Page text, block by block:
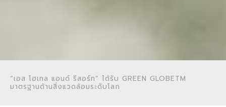
“เอส โฮเทล แอนด์ รีสอร์ท” ได้รับ GREEN GLOBETM
มาตรฐานด้านสิ่งแวดล้อมระดับโลก